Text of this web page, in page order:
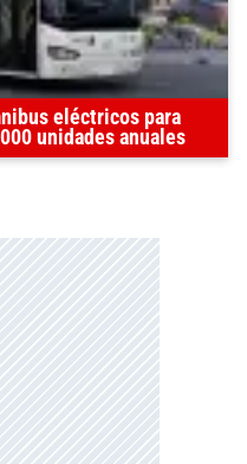
eléctricos para
unidades anuales